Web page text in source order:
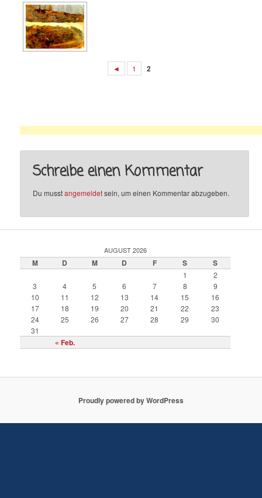
◄ 1 2
Schreibe einen Kommentar
Du musstangemeldetsein, um einen Kommentar abzugeben.
AUGUST 2026
M D M D F S S
« Feb.
1
2
3
4 5 6 7 8
9
10
11 12 13 14 15
16
17
18 19 20 21 22
23
24
25 26 27 28 29
30
31
Proudly powered by WordPress